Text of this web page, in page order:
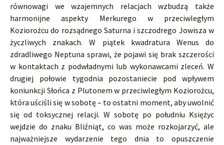
równowagi we wzajemnych relacjach wzbudzą także
harmonijne aspekty Merkurego w przeciwległym
Koziorożcu do rozsądnego Saturna i szczodrego Jowisza w
życzliwych znakach. W piątek kwadratura Wenus do
zdradliwego Neptuna sprawi, że pojawi się brak szczerości
w kontaktach z podwładnymi lub wykonawcami zleceń. W
drugiej połowie tygodnia pozostaniecie pod wpływem
koniunkcji Słońca z Plutonem w przeciwległym Koziorożcu,
która uściśli się w sobotę – to ostatni moment, aby uwolnić
się od toksycznej relacji. W sobotę po południu Księżyc
wejdzie do znaku Bliźniąt, co was może rozkojarzyć, ale
najważniejsze wydarzenie tego dnia to opuszczenie